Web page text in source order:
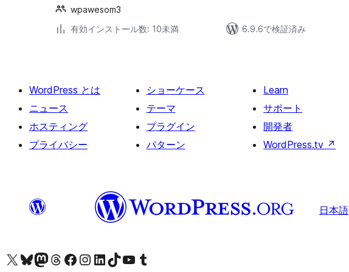
wpawesom3
有効インストール数: 10未満
6.9.6で検証済み
WordPress とは
ニュース
ホスティング
プライバシー
ショーケース
テーマ
プラグイン
パターン
Learn
サポート
開発者
WordPress.tv ↗
日本語
X (旧 Twitter) アカウントへBluesky アカウントへMastodon アカウントへThreads アカウントへ Facebook ページへInstagram アカウントへ LinkedIn アカウントへTikTok アカウントへYouTube チャンネルへ Tumblr アカウントへ